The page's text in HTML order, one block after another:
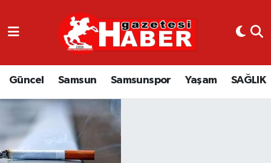
Güncel Samsun Samsunspor Yaşam SAĞLIK
GÜNCEL
SAMSUN
SAMSUNSPOR
EKONOMİ